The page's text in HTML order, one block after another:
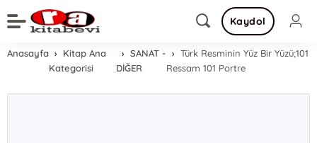
Kaydol
Anasayfa
Kitap Ana
Kategorisi
SANAT -
DİĞER
Türk Resminin Yüz Bir Yüzü;101
Ressam 101 Portre